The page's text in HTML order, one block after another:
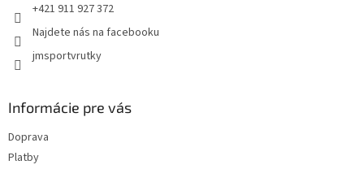
+421 911 927 372
Najdete nás na facebooku
jmsportvrutky
Informácie pre vás
Doprava
Platby